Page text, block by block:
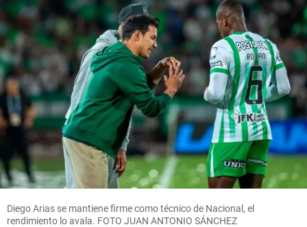
Diego Arias se mantiene firme como técnico de Nacional, el
rendimiento lo avala. FOTO JUAN ANTONIO SÁNCHEZ